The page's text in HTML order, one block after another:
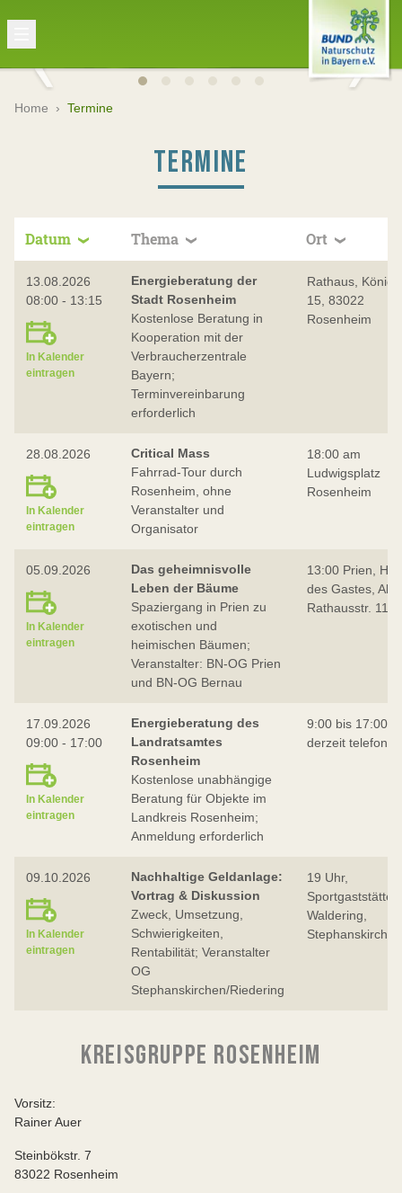
Home › Termine
TERMINE
Datum Thema Ort
13.08.2026
08:00 - 13:15
In Kalender
eintragen
Energieberatung der
Stadt Rosenheim
Kostenlose Beratung in
Kooperation mit der
Verbraucherzentrale
Bayern;
Terminvereinbarung
erforderlich
Rathaus,
15, 83022
Rosenheim
28.08.2026
In Kalender
eintragen
Critical Mass
Fahrrad-Tour durch
Rosenheim, ohne
Veranstalter und
Organisator
18:00 am
Ludwigsplatz
Rosenheim
05.09.2026
In Kalender
eintragen
Das geheimnisvolle
Leben der Bäume
Spaziergang in Prien zu
exotischen und
heimischen Bäumen;
Veranstalter: BN-OG Prien
und BN-OG Bernau
13:00 Prien,
des Gastes, Alte
Rathausstr. 11
17.09.2026
09:00 - 17:00
In Kalender
eintragen
Energieberatung des
Landratsamtes
Rosenheim
Kostenlose unabhängige
Beratung für Objekte im
Landkreis Rosenheim;
Anmeldung erforderlich
9:00 bis 17:00,
derzeit
09.10.2026
In Kalender
eintragen
Nachhaltige Geldanlage:
Vortrag & Diskussion
Zweck, Umsetzung,
Schwierigkeiten,
Rentabilität; Veranstalter
OG
Stephanskirchen/Riedering
19 Uhr,
Sportgaststätte
Waldering,
Stephanskirchen
KREISGRUPPE ROSENHEIM
Vorsitz:
Rainer Auer
Steinbökstr. 7
83022 Rosenheim